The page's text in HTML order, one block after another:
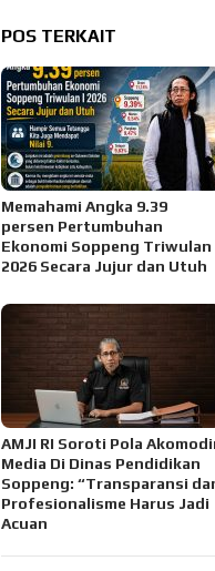
POS TERKAIT
Memahami Angka 9.39
persen Pertumbuhan
Ekonomi Soppeng Triwulan
2026 Secara Jujur dan Utuh
AMJI RI Soroti Pola
Media Di Dinas Pendidikan
Soppeng: “Transparansi
Profesionalisme Harus Jadi
Acuan